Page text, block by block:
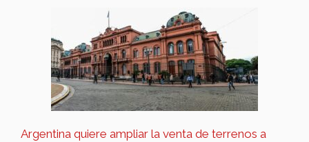
Argentina quiere ampliar la venta de terrenos a